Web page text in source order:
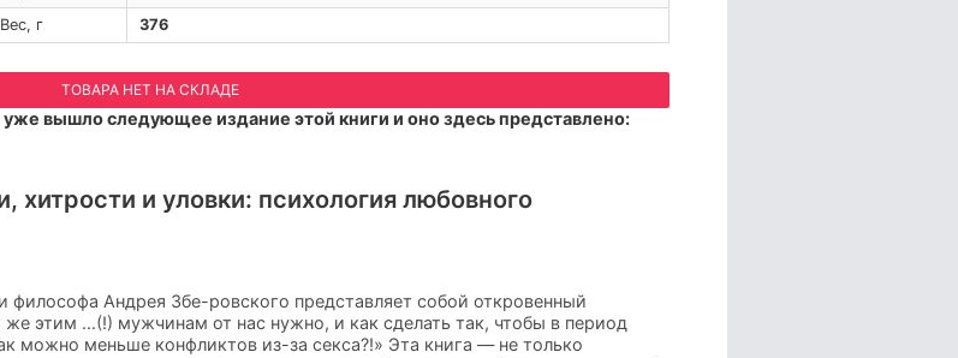
Вес, г
376
ТОВАРА НЕТ НА СКЛАДЕ
вышло следующее издание этой книги и оно здесь представлено:
и уловки: психология любовного
философа Андрея Збе-ровского представляет собой откровенный
этим ...(!) мужчинам от нас нужно, и как сделать так, чтобы в период
можно меньше конфликтов из-за секса?!» Эта книга — не только